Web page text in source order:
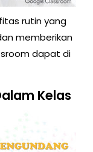
rutin yang
memberikan
dapat di
Kelas